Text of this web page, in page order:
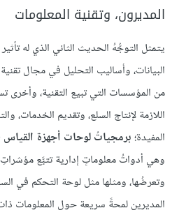
المديرون، وتقنية المعلومات
يتمثل التوجُّهُ الحديث الثاني الذي له
البيانات، وأساليب التحليل في مجال
من المؤسسات التي تبيع التقنية، وأخرى
اللازمة لإنتاج السلع، وتقديم الخدمات،
المفيدة؛برمجياتُ لوحات أجهزة القياس
وهي أدواتُ معلوماتٍ إدارية تتبَّع مؤشراتِ
وتعرضُها، ومثلها مثل لوحة التحكم في
المديرين لمحةً سريعة حول المعلومات